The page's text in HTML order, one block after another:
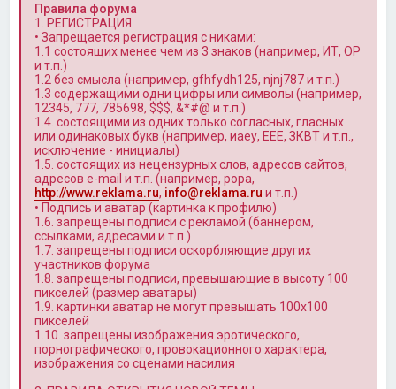
Правила форума
1. РЕГИСТРАЦИЯ
• Запрещается регистрация с никами:
1.1 состоящих менее чем из 3 знаков (например, ИТ, OP
и т.п.)
1.2 без смысла (например, gfhfydh125, njnj787 и т.п.)
1.3 содержащими одни цифры или символы (например,
12345, 777, 785698, $$$, &*#@ и т.п.)
1.4. состоящими из одних только согласных, гласных
или одинаковых букв (например, иаеу, ЕЕЕ, ЗКВТ и т.п.,
исключение - инициалы)
1.5. состоящих из нецензурных слов, адресов сайтов,
адресов e-mail и т.п. (например, popa,
http://www.reklama.ru, info@reklama.ru и т.п.)
• Подпись и аватар (картинка к профилю)
1.6. запрещены подписи с рекламой (баннером,
ссылками, адресами и т.п.)
1.7. запрещены подписи оскорбляющие других
участников форума
1.8. запрещены подписи, превышающие в высоту 100
пикселей (размер аватары)
1.9. картинки аватар не могут превышать 100x100
пикселей
1.10. запрещены изображения эротического,
порнографического, провокационного характера,
изображения со сценами насилия